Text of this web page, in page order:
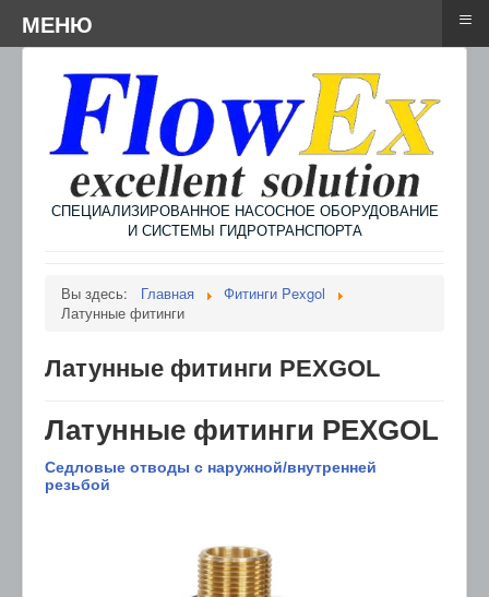
СПЕЦИАЛИЗИРОВАННОЕ НАСОСНОЕ ОБОРУДОВАНИЕ
И СИСТЕМЫ ГИДРОТРАНСПОРТА
Вы здесь: Главная
Фитинги Pexgol
Латунные фитинги
Латунные фитинги PEXGOL
Латунные фитинги PEXGOL
Седловые отводы с наружной/внутренней
резьбой
Menu ≡
МЕНЮ ≡